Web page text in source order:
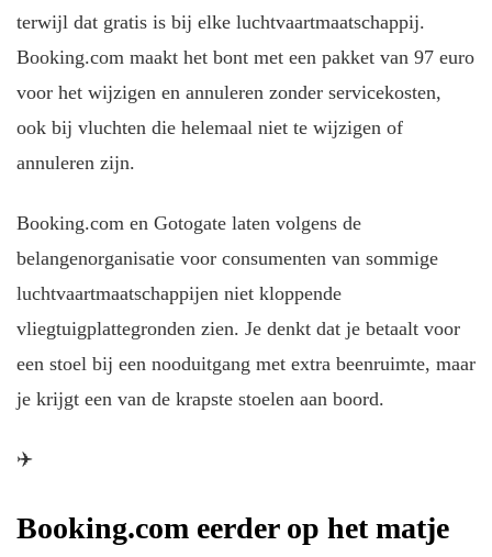
terwijl dat gratis is bij elke luchtvaartmaatschappij.
Booking.com maakt het bont met een pakket van 97 euro
voor het wijzigen en annuleren zonder servicekosten,
ook bij vluchten die helemaal niet te wijzigen of
annuleren zijn.
Booking.com en Gotogate laten volgens de
belangenorganisatie voor consumenten van sommige
luchtvaartmaatschappijen niet kloppende
vliegtuigplattegronden zien. Je denkt dat je betaalt voor
een stoel bij een nooduitgang met extra beenruimte, maar
je krijgt een van de krapste stoelen aan boord.
✈️
Booking.com eerder op het matje